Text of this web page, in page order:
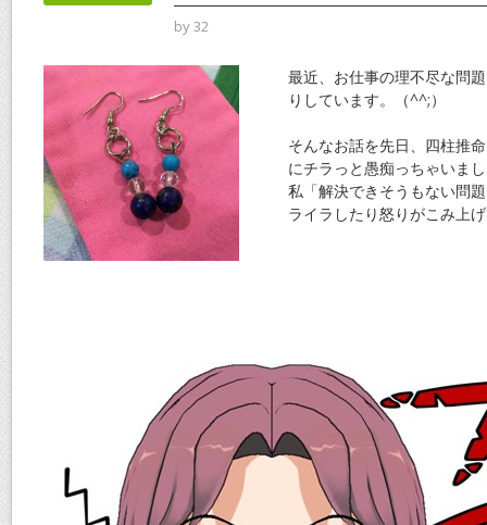
by32
最近、お仕事の理不尽な問
りしています。（^^;）
そんなお話を先日、四柱推
にチラっと愚痴っちゃいま
私「解決できそうもない問
ライラしたり怒りがこみ上